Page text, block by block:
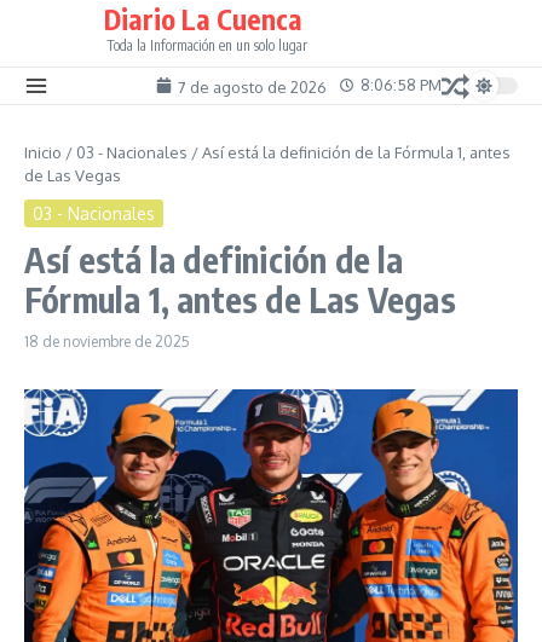
Diario La Cuenca
Toda la Información en un solo lugar
7 de agosto de 2026 8:06:58 PM
Inicio / 03 - Nacionales /Así está la definición de la Fórmula 1, antes
de Las Vegas
03 - Nacionales
Así está la definición de la
Fórmula 1, antes de Las Vegas
18 de noviembre de 2025